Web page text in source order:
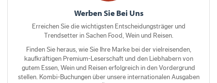
Werben Sie Bei Uns
Erreichen Sie die wichtigsten Entscheidungsträger und
Trendsetter in Sachen Food, Wein und Reisen.
Finden Sie heraus, wie Sie Ihre Marke bei der vielreisenden,
kaufkräftigen Premium-Leserschaft und den Liebhabern von
gutem Essen, Wein und Reisen erfolgreich in den Vordergrund
stellen. Kombi-Buchungen über unsere internationalen Ausgaben